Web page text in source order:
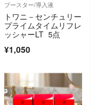
ブースター/導入液
トワニ－センチュリー
プライムタイムリフレ
ッシャーLT 5点
¥1,050